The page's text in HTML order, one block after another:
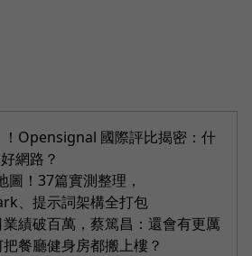
Opensignal 國際評比揭密：什
網路？
！37篇實測整理，
、提示詞架構全打包
績破百萬，蔡篤昌：還會有更厲
餐廳健身房都搬上樓？